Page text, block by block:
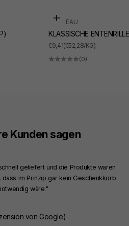
In den Warenkorb
SUDREAU
KLASSISCHE
ANGEBOT
€9,41(€52,28/KG)
(0)
Kunden sagen
geliefert und die Produkte waren
im Prinzip gar kein Geschenkkorb
wäre."
von Google)